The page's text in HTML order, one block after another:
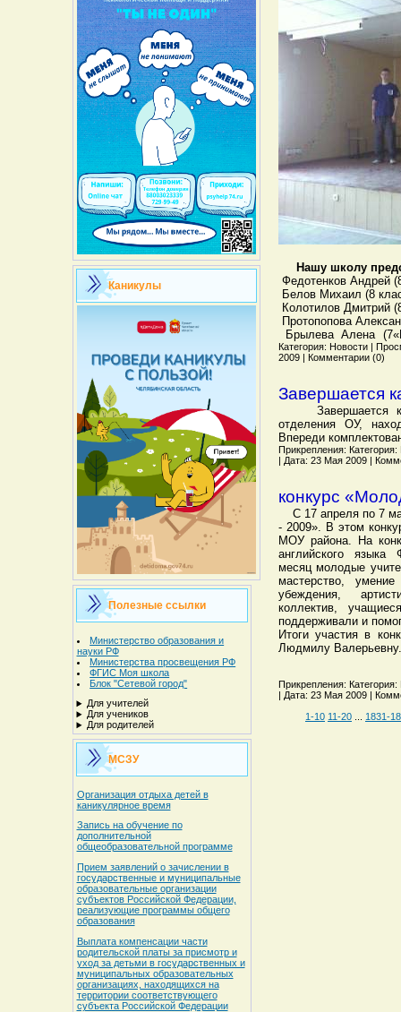
Каникулы
Полезные ссылки
Министерство образования и
науки РФ
Министерства просвещения РФ
ФГИС Моя школа
Блок "Сетевой город"
Для учителей
Для учеников
Для родителей
МСЗУ
Организация отдыха детей в
каникулярное время
Запись на обучение по
дополнительной
общеобразовательной программе
Прием заявлений о зачислении в
государственные и муниципальные
образовательные организации
субъектов Российской Федерации,
реализующие программы общего
образования
Выплата компенсации части
родительской платы за присмотр и
уход за детьми в государственных и
муниципальных образовательных
организациях, находящихся на
территории соответствующего
субъекта Российской Федерации
Нашу школу
Федотенков Андрей
Белов Михаил (8
Колотилов Дмитрий
Протопопова
Брылева Алена
Категория: Новости |
2009 | Комментарии (0)
Завершается
Завершается
отделения ОУ,
Впереди
Прикрепления:
| Дата: 23 Мая 2009 |
конкурс
С 17 апреля по 7
- 2009». В этом
МОУ района. На
английского
месяц молодые
мастерство,
убеждения,
коллектив,
поддерживали и
Итоги участия в
Людмилу
Прикрепления:
| Дата: 23 Мая 2009 |
1-10 11-20 1831-